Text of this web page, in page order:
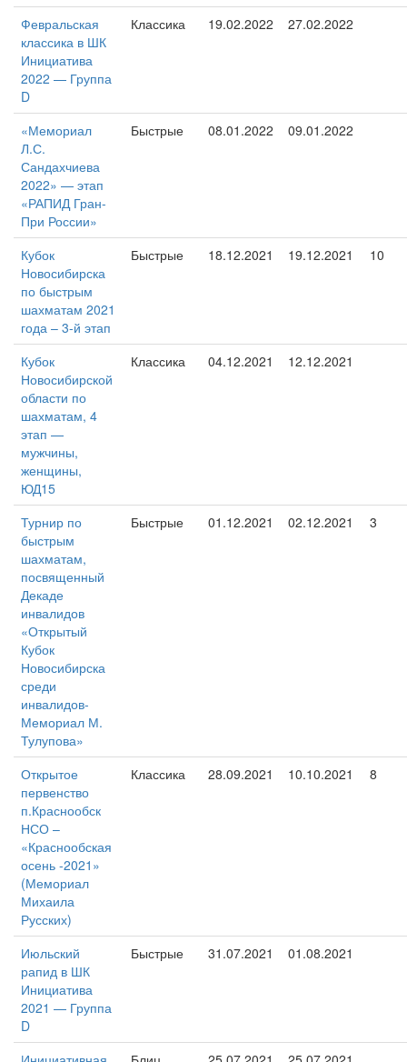
Февральская
классика в ШК
Инициатива
2022 — Группа
D
Классика 19.02.2022 27.02.2022
«Мемориал
Л.С.
Сандахчиева
2022» — этап
«РАПИД Гран-
При России»
Быстрые 08.01.2022 09.01.2022
Кубок
Новосибирска
по быстрым
шахматам 2021
года – 3-й этап
Быстрые 18.12.2021 19.12.2021 10
Кубок
Новосибирской
области по
шахматам, 4
этап —
мужчины,
женщины,
ЮД15
Классика 04.12.2021 12.12.2021
Турнир по
быстрым
шахматам,
посвященный
Декаде
инвалидов
«Открытый
Кубок
Новосибирска
среди
инвалидов-
Мемориал М.
Тулупова»
Быстрые 01.12.2021 02.12.2021 3
Открытое
первенство
п.Краснообск
НСО –
«Краснообская
осень -2021»
(Мемориал
Михаила
Русских)
Классика 28.09.2021 10.10.2021 8
Июльский
рапид в ШК
Инициатива
2021 — Группа
D
Быстрые 31.07.2021 01.08.2021